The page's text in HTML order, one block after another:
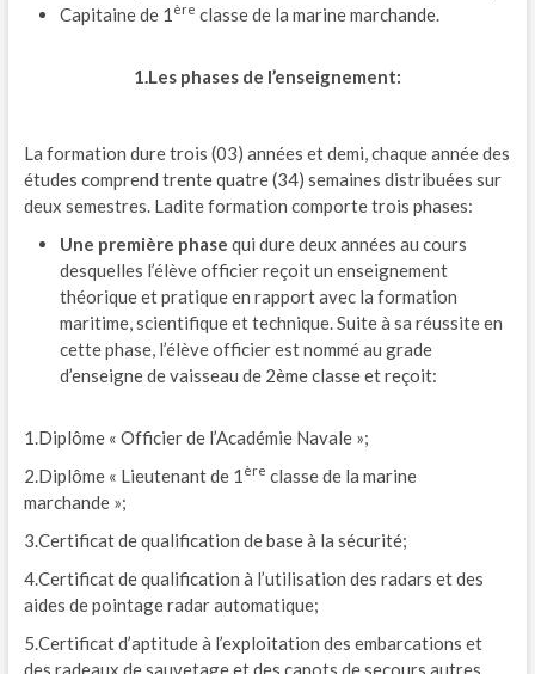
Capitaine de 1 ère classe de la marine marchande.
1.Les phases de l’enseignement:
La formation dure trois (03) années et demi, chaque année des
études comprend trente quatre (34) semaines distribuées sur
deux semestres. Ladite formation comporte trois phases:
Une première phase qui dure deux années au cours
desquelles l’élève officier reçoit un enseignement
théorique et pratique en rapport avec la formation
maritime, scientifique et technique. Suite à sa réussite en
cette phase, l’élève officier est nommé au grade
d’enseigne de vaisseau de 2ème classe et reçoit:
1.Diplôme « Officier de l’Académie Navale »;
2.Diplôme « Lieutenant de 1 ère classe de la marine
marchande »;
3.Certificat de qualification de base à la sécurité;
4.Certificat de qualification à l’utilisation des radars et des
aides de pointage radar automatique;
5.Certificat d’aptitude à l’exploitation des embarcations et
des radeaux de sauvetage et des canots de secours autres